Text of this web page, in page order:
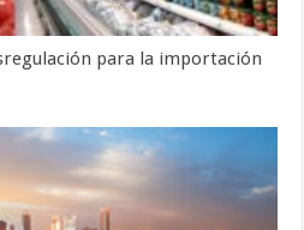
para la importación